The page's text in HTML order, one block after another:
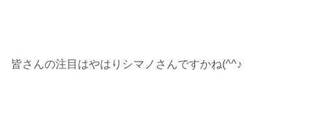
皆さんの注目はやはりシマノさんですかね(^^♪